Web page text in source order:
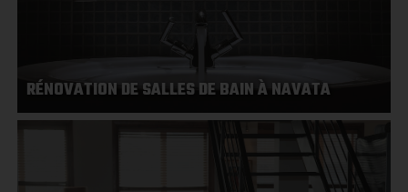
RÉNOVATION DE SALLES DE BAIN À NAVATA